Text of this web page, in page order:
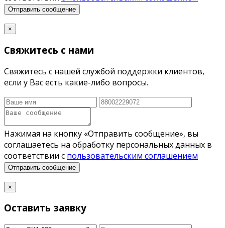
Отправить сообщение
×
Свяжитесь с нами
Свяжитесь с нашей службой поддержки клиентов,
если у Вас есть какие-либо вопросы.
Нажимая на кнопку «Отправить сообщение», вы
соглашаетесь на обработку персональных данных в
соответствии с пользовательским соглашением
Отправить сообщение
×
Оставить заявку